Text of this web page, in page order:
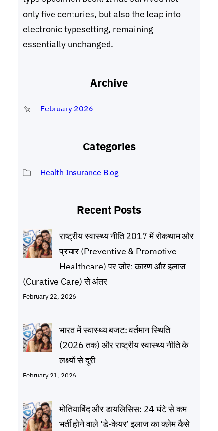
only five centuries, but also the leap into
electronic typesetting, remaining
essentially unchanged.
Archive
February 2026
Categories
Health Insurance Blog
Recent Posts
राष्ट्रीय स्वास्थ्य नीति 2017 में रोकथाम और
प्रचार (Preventive & Promotive
Healthcare) पर जोर: कारण और इलाज
(Curative Care) से अंतर
February 22, 2026
भारत में स्वास्थ्य बजट: वर्तमान स्थिति
(2026 तक) और राष्ट्रीय स्वास्थ्य नीति के
लक्ष्यों से दूरी
February 21, 2026
मोतियाबिंद और डायलिसिस: 24 घंटे से कम
भर्ती होने वाले ‘डे-केयर’ इलाज का क्लेम कैसे